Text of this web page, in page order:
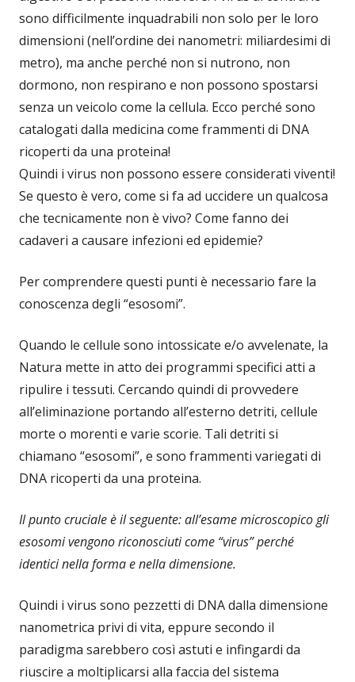
sono difficilmente inquadrabili non solo per le loro
dimensioni (nell’ordine dei nanometri: miliardesimi di
metro), ma anche perché non si nutrono, non
dormono, non respirano e non possono spostarsi
senza un veicolo come la cellula. Ecco perché sono
catalogati dalla medicina come frammenti di DNA
ricoperti da una proteina!
Quindi i virus non possono essere considerati viventi!
Se questo è vero, come si fa ad uccidere un qualcosa
che tecnicamente non è vivo? Come fanno dei
cadaveri a causare infezioni ed epidemie?
Per comprendere questi punti è necessario fare la
conoscenza degli “esosomi”.
Quando le cellule sono intossicate e/o avvelenate, la
Natura mette in atto dei programmi specifici atti a
ripulire i tessuti. Cercando quindi di provvedere
all’eliminazione portando all’esterno detriti, cellule
morte o morenti e varie scorie. Tali detriti si
chiamano “esosomi”, e sono frammenti variegati di
DNA ricoperti da una proteina.
Il punto cruciale è il seguente: all’esame microscopico gli
esosomi vengono riconosciuti come “virus” perché
identici nella forma e nella dimensione.
Quindi i virus sono pezzetti di DNA dalla dimensione
nanometrica privi di vita, eppure secondo il
paradigma sarebbero così astuti e infingardi da
riuscire a moltiplicarsi alla faccia del sistema